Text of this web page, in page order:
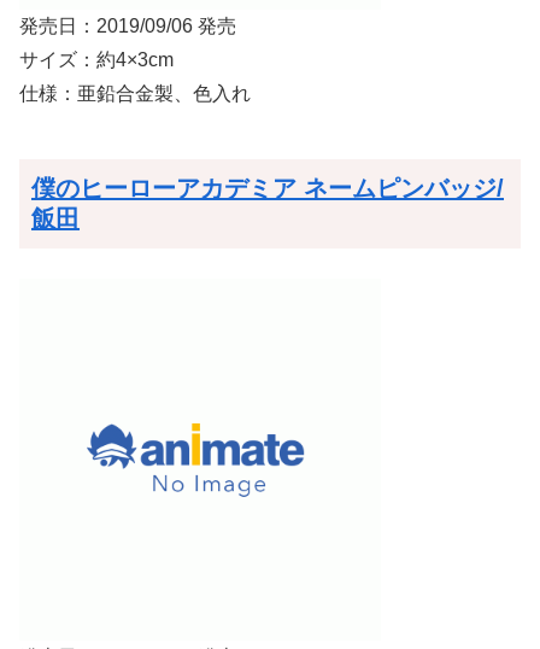
発売日：2019/09/06 発売
サイズ：約4×3cm
仕様：亜鉛合金製、色入れ
僕のヒーローアカデミア ネームピンバッジ/
飯田